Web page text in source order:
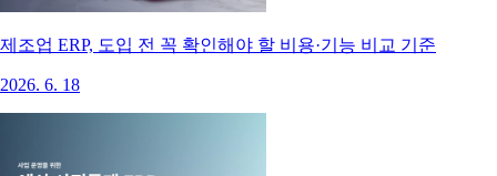
제조업 ERP, 도입 전 꼭 확인해야 할 비용·기능 비교 기준
2026. 6. 18